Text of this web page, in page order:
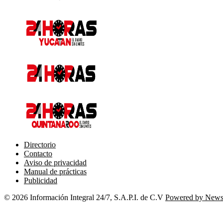
Directorio
Contacto
Aviso de privacidad
Manual de prácticas
Publicidad
© 2026 Información Integral 24/7, S.A.P.I. de C.V Powered by